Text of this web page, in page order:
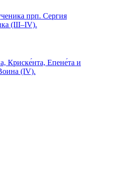
прп. Сергия
(III–IV).
Криске́нта, Епене́та и
(IV).